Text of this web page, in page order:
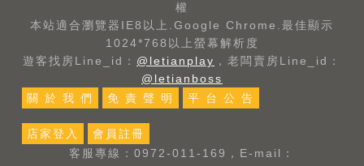
權
本站適合瀏覽器IE8以上.Google Chrome.最佳顯示
1024*768以上螢幕解析度
遊客找房Line_id： @letianplay ，老闆賣房Line_id：
@letianboss
關 於 我 們
免 責 聲 明 平 台 公 告
店家登入
會員註冊
客服專線：0972-011-169，E-mail：